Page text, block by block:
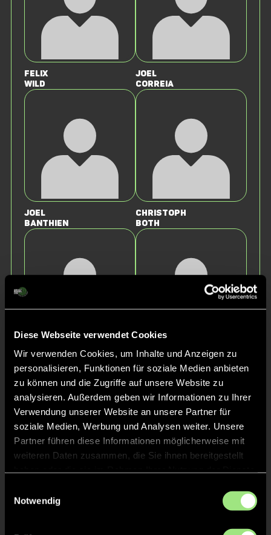
Diese Webseite verwendet Cookies
Wir verwenden Cookies, um Inhalte und Anzeigen zu
personalisieren, Funktionen für soziale Medien anbieten
zu können und die Zugriffe auf unsere Website zu
analysieren. Außerdem geben wir Informationen zu Ihrer
Verwendung unserer Website an unsere Partner für
soziale Medien, Werbung und Analysen weiter. Unsere
Partner führen diese Informationen möglicherweise mit
weiteren Daten zusammen, die Sie ihnen bereitgestellt
Notwendig
Felix
Wild
Joel
Correia
Joel
Banthien
Christoph
Both
Luca Paul
Henry
Ely
Pütz